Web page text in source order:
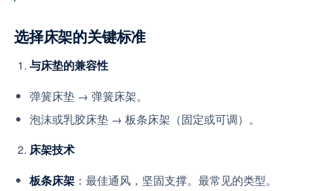
选择床架的关键标准
与床垫的兼容性
弹簧床垫 → 弹簧床架。
泡沫或乳胶床垫 → 板条床架（固定或可调）。
床架技术
板条床架 ：最佳通风，坚固支撑。最常见的类型。